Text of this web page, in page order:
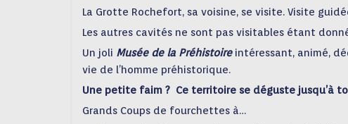
La Grotte Rochefort, sa voisine, se visite. Visite
Les autres cavités ne sont pas visitables étant
Un joli Musée de la Préhistoire intéressant, animé,
vie de l’homme préhistorique.
Une petite faim ? Ce territoire se déguste jusqu’à
Grands Coups de fourchettes à…